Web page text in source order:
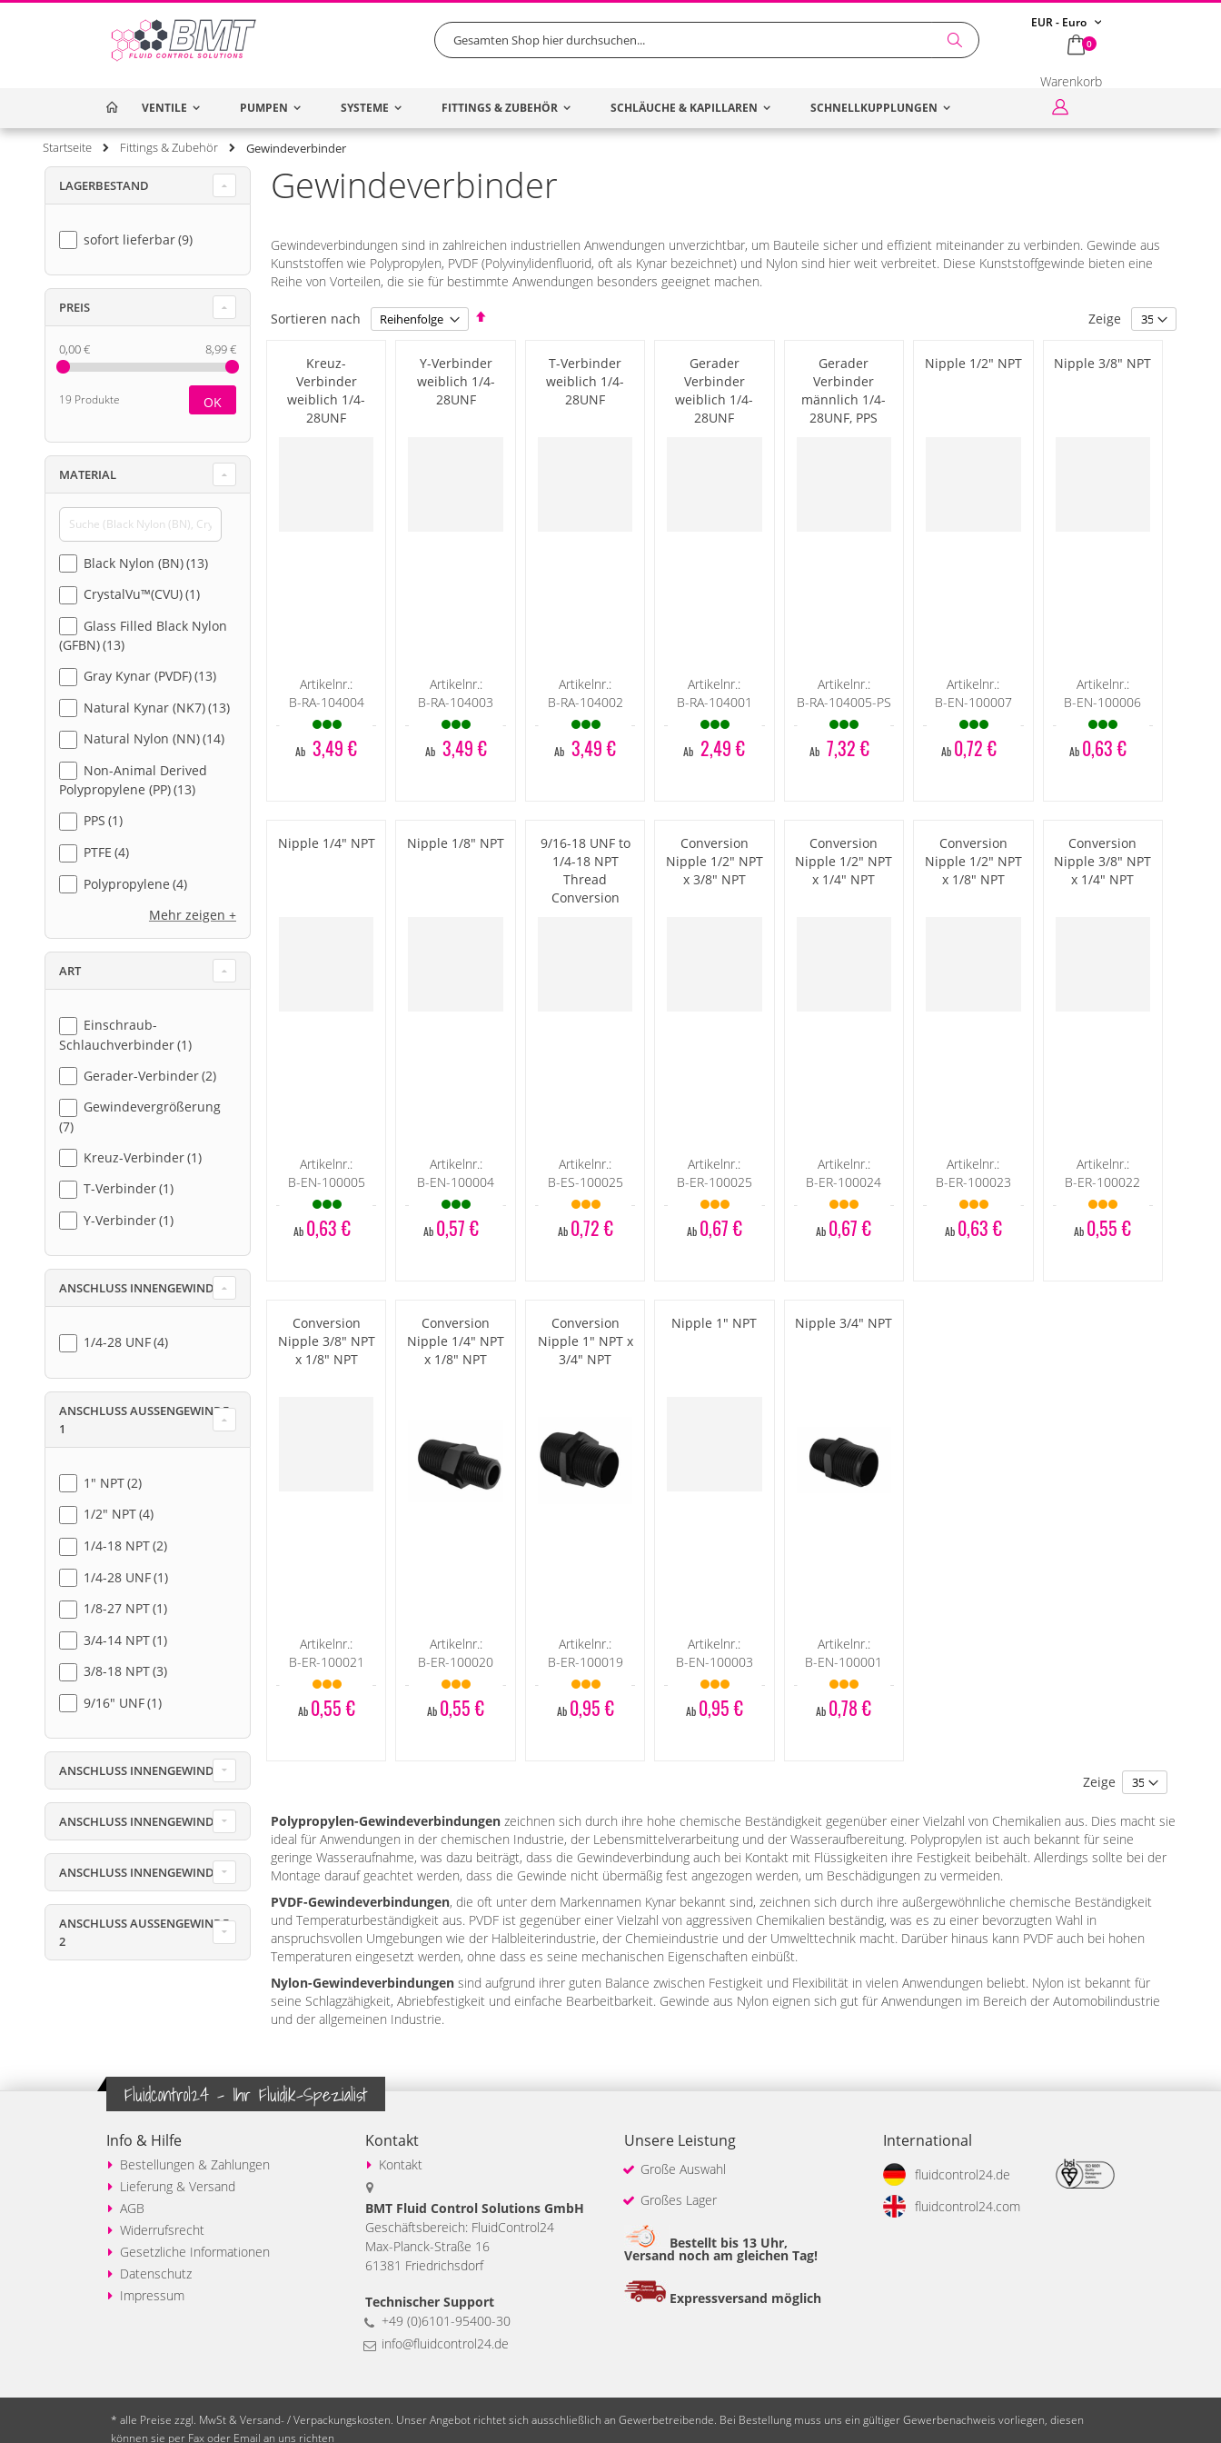
Warenkorb
0items
Search
Währung
EUR - Euro
HOME
VENTILE PUMPEN SYSTEME FITTINGS & ZUBEHÖR SCHLÄUCHE & KAPILLAREN SCHNELLKUPPLUNGEN
Startseite Fittings & Zubehör Gewindeverbinder
Gewindeverbinder
Gewindeverbindungen sind in zahlreichen industriellen Anwendungen unverzichtbar, um Bauteile sicher und effizient miteinander zu verbinden. Gewinde aus
Kunststoffen wie Polypropylen, PVDF (Polyvinylidenfluorid, oft als Kynar bezeichnet) und Nylon sind hier weit verbreitet. Diese Kunststoffgewinde bieten eine
Reihe von Vorteilen, die sie für bestimmte Anwendungen besonders geeignet machen.
Sortieren nach
Absteigend
Zeige
Kreuz-
Verbinder
weiblich 1/4-
28UNF
Artikelnr.:
B-RA-104004
Ab 3,49 €
Y-Verbinder
weiblich 1/4-
28UNF
Artikelnr.:
B-RA-104003
Ab 3,49 €
T-Verbinder
weiblich 1/4-
28UNF
Artikelnr.:
B-RA-104002
Ab 3,49 €
Gerader
Verbinder
weiblich 1/4-
28UNF
Artikelnr.:
B-RA-104001
Ab 2,49 €
Gerader
Verbinder
männlich 1/4-
28UNF, PPS
Artikelnr.:
B-RA-104005-PS
Ab 7,32 €
Nipple 1/2" NPT
Artikelnr.:
B-EN-100007
Ab 0,72 €
Nipple 3/8" NPT
Artikelnr.:
B-EN-100006
Ab 0,63 €
Nipple 1/4" NPT
Artikelnr.:
B-EN-100005
Ab 0,63 €
Nipple 1/8" NPT
Artikelnr.:
B-EN-100004
Ab 0,57 €
9/16-18 UNF to
1/4-18 NPT
Thread
Conversion
Artikelnr.:
B-ES-100025
Ab 0,72 €
Conversion
Nipple 1/2" NPT
x 3/8" NPT
Artikelnr.:
B-ER-100025
Ab 0,67 €
Conversion
Nipple 1/2" NPT
x 1/4" NPT
Artikelnr.:
B-ER-100024
Ab 0,67 €
Conversion
Nipple 1/2" NPT
x 1/8" NPT
Artikelnr.:
B-ER-100023
Ab 0,63 €
Conversion
Nipple 3/8" NPT
x 1/4" NPT
Artikelnr.:
B-ER-100022
Ab 0,55 €
Conversion
Nipple 3/8" NPT
x 1/8" NPT
Artikelnr.:
B-ER-100021
Ab 0,55 €
Conversion
Nipple 1/4" NPT
x 1/8" NPT
Artikelnr.:
B-ER-100020
Ab 0,55 €
Conversion
Nipple 1" NPT x
3/4" NPT
Artikelnr.:
B-ER-100019
Ab 0,95 €
Nipple 1" NPT
Artikelnr.:
B-EN-100003
Ab 0,95 €
Nipple 3/4" NPT
Artikelnr.:
B-EN-100001
Ab 0,78 €
Zeige
Polypropylen-Gewindeverbindungenzeichnen sich durch ihre hohe chemische Beständigkeit gegenüber einer Vielzahl von Chemikalien aus. Dies macht sie
ideal für Anwendungen in der chemischen Industrie, der Lebensmittelverarbeitung und der Wasseraufbereitung. Polypropylen ist auch bekannt für seine
geringe Wasseraufnahme, was dazu beiträgt, dass die Gewindeverbindung auch bei Kontakt mit Flüssigkeiten ihre Festigkeit beibehält. Allerdings sollte bei der
Montage darauf geachtet werden, dass die Gewinde nicht übermäßig fest angezogen werden, um Beschädigungen zu vermeiden.
PVDF-Gewindeverbindungen, die oft unter dem Markennamen Kynar bekannt sind, zeichnen sich durch ihre außergewöhnliche chemische Beständigkeit
und Temperaturbeständigkeit aus. PVDF ist gegenüber einer Vielzahl von aggressiven Chemikalien beständig, was es zu einer bevorzugten Wahl in
anspruchsvollen Umgebungen wie der Halbleiterindustrie, der Chemieindustrie und der Umwelttechnik macht. Darüber hinaus kann PVDF auch bei hohen
Temperaturen eingesetzt werden, ohne dass es seine mechanischen Eigenschaften einbüßt.
Nylon-Gewindeverbindungensind aufgrund ihrer guten Balance zwischen Festigkeit und Flexibilität in vielen Anwendungen beliebt. Nylon ist bekannt für
seine Schlagzähigkeit, Abriebfestigkeit und einfache Bearbeitbarkeit. Gewinde aus Nylon eignen sich gut für Anwendungen im Bereich der Automobilindustrie
und der allgemeinen Industrie.
LAGERBESTAND
sofort lieferbar 9
PREIS
0,00 € 8,99 €
19 Produkte OK
MATERIAL
Black Nylon (BN) 13
CrystalVu™(CVU) 1
Glass Filled Black Nylon
(GFBN) 13
Gray Kynar (PVDF) 13
Natural Kynar (NK7) 13
Natural Nylon (NN) 14
Non-Animal Derived
Polypropylene (PP) 13
PPS 1
PTFE 4
Polypropylene 4
Mehr zeigen
ART
Einschraub-
Schlauchverbinder 1
Gerader-Verbinder 2
Gewindevergrößerung
7
Kreuz-Verbinder 1
T-Verbinder 1
Y-Verbinder 1
ANSCHLUSS INNENGEWINDE 1
1/4-28 UNF 4
ANSCHLUSS AUSSENGEWINDE 1
1" NPT 2
1/2" NPT 4
1/4-18 NPT 2
1/4-28 UNF 1
1/8-27 NPT 1
3/4-14 NPT 1
3/8-18 NPT 3
9/16" UNF 1
ANSCHLUSS INNENGEWINDE 2
ANSCHLUSS INNENGEWINDE 3
ANSCHLUSS INNENGEWINDE 4
ANSCHLUSS AUSSENGEWINDE 2
Fluidcontrol24 - Ihr Fluidik-Spezialist
Info & Hilfe
Bestellungen & Zahlungen
Lieferung & Versand
AGB
Widerrufsrecht
Gesetzliche Informationen
Datenschutz
Impressum
Kontakt
Kontakt
BMT Fluid Control Solutions GmbH
Geschäftsbereich: FluidControl24
Max-Planck-Straße 16
61381 Friedrichsdorf
Technischer Support
+49 (0)6101-95400-30
info@fluidcontrol24.de
Unsere Leistung
Große Auswahl
Großes Lager
Bestellt bis 13 Uhr,
Versand noch am gleichen Tag!
Expressversand möglich
International
fluidcontrol24.de
fluidcontrol24.com
* alle Preise zzgl. MwSt & Versand- / Verpackungskosten. Unser Angebot richtet sich ausschließlich an Gewerbetreibende. Bei Bestellung muss uns ein gültiger Gewerbenachweis vorliegen, diesen
können sie per Fax oder Email an uns richten